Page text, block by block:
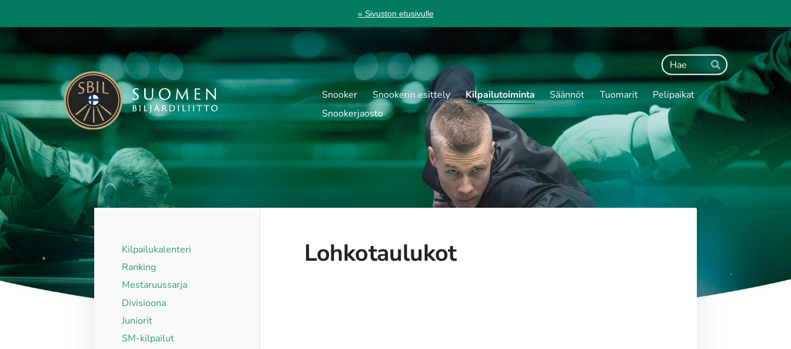
sivun
« Sivuston etusivulle
Haku
Hae
Suomen Biljardiliitto ry
Snooker Snookerin esittely Kilpailutoiminta Säännöt Tuomarit
Pelipaikat
Snookerjaosto
Kilpailukalenteri
Ranking
Mestaruussarja
Divisioona
Juniorit
SM-kilpailut
Lohkotaulukot